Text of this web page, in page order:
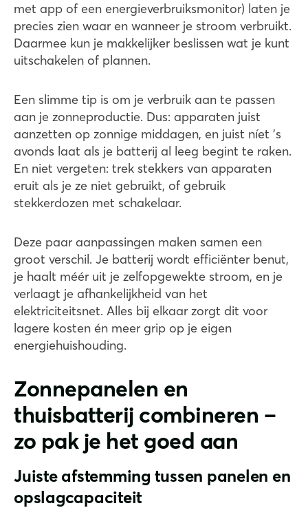
met app of een energieverbruiksmonitor) laten je
precies zien waar en wanneer je stroom verbruikt.
Daarmee kun je makkelijker beslissen wat je kunt
uitschakelen of plannen.
Een slimme tip is om je verbruik aan te passen
aan je zonneproductie. Dus: apparaten juist
aanzetten op zonnige middagen, en juist níet ’s
avonds laat als je batterij al leeg begint te raken.
En niet vergeten: trek stekkers van apparaten
eruit als je ze niet gebruikt, of gebruik
stekkerdozen met schakelaar.
Deze paar aanpassingen maken samen een
groot verschil. Je batterij wordt efficiënter benut,
je haalt méér uit je zelfopgewekte stroom, en je
verlaagt je afhankelijkheid van het
elektriciteitsnet. Alles bij elkaar zorgt dit voor
lagere kosten én meer grip op je eigen
energiehuishouding.
Zonnepanelen en
thuisbatterij combineren –
zo pak je het goed aan
Juiste afstemming tussen panelen en
opslagcapaciteit